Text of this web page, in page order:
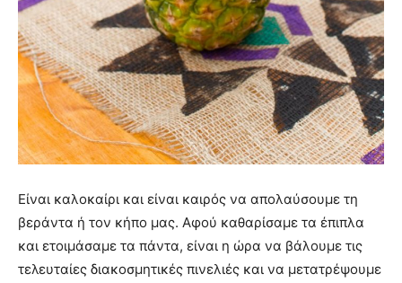
Είναι καλοκαίρι και είναι καιρός να απολαύσουμε τη
βεράντα ή τον κήπο μας. Αφού καθαρίσαμε τα έπιπλα
και ετοιμάσαμε τα πάντα, είναι η ώρα να βάλουμε τις
τελευταίες διακοσμητικές πινελιές και να μετατρέψουμε